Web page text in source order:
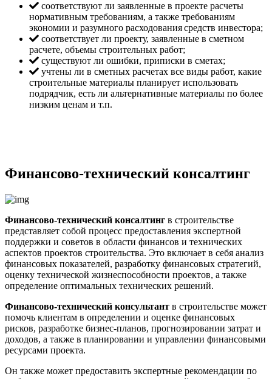
соответствуют ли заявленные в проекте расчеты
нормативным требованиям, а также требованиям
экономии и разумного расходования средств инвестора;
соответствует ли проекту, заявленные в сметном
расчете, объемы строительных работ;
существуют ли ошибки, приписки в сметах;
учтены ли в сметных расчетах все виды работ, какие
строительные материалы планирует использовать
подрядчик, есть ли альтернативные материалы по более
низким ценам и т.п.
Финансово-технический консалтинг
Финансово-технический консалтинг в строительстве
представляет собой процесс предоставления экспертной
поддержки и советов в области финансов и технических
аспектов проектов строительства. Это включает в себя анализ
финансовых показателей, разработку финансовых стратегий,
оценку технической жизнеспособности проектов, а также
определение оптимальных технических решений.
Финансово-технический консультант в строительстве может
помочь клиентам в определении и оценке финансовых
рисков, разработке бизнес-планов, прогнозировании затрат и
доходов, а также в планировании и управлении финансовыми
ресурсами проекта.
Он также может предоставить экспертные рекомендации по